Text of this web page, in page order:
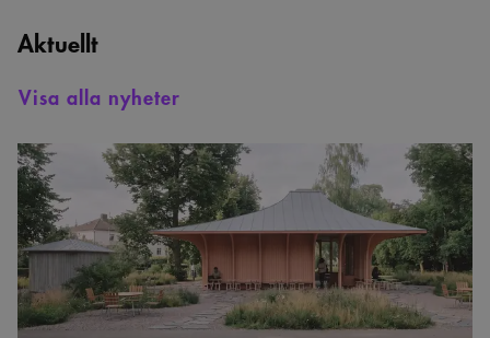
Aktuellt
Visa alla nyheter
Tävlingen
om
ny
cafépaviljong
i
Örebro
är
avslutad